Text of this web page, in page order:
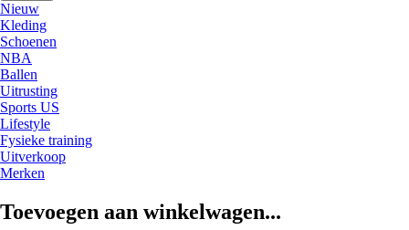
Nieuw
Kleding
Schoenen
NBA
Ballen
Uitrusting
Sports US
Lifestyle
Fysieke training
Uitverkoop
Merken
Toevoegen aan winkelwagen...